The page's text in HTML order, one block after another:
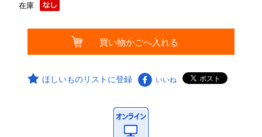
在庫
ほしいものリストに登録 いいね